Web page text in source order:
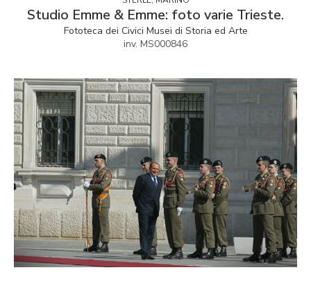
Studio Emme & Emme: foto varie Trieste.
Fototeca dei Civici Musei di Storia ed Arte
inv. MS000846